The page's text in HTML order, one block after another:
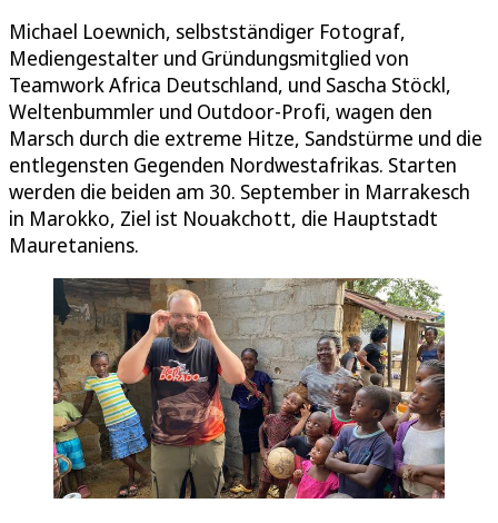
Michael Loewnich, selbstständiger Fotograf,
Mediengestalter und Gründungsmitglied von
Teamwork Africa Deutschland, und Sascha Stöckl,
Weltenbummler und Outdoor-Profi, wagen den
Marsch durch die extreme Hitze, Sandstürme und die
entlegensten Gegenden Nordwestafrikas. Starten
werden die beiden am 30. September in Marrakesch
in Marokko, Ziel ist Nouakchott, die Hauptstadt
Mauretaniens.